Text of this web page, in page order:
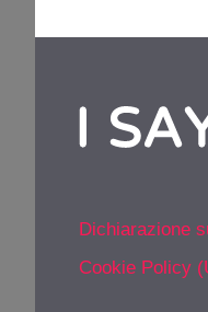
Dichiarazione
Cookie Policy